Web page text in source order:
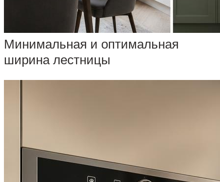
Минимальная и оптимальная
ширина лестницы